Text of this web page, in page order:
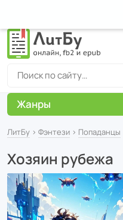
ЛитБу › Фэнтези › Попаданцы
Хозяин рубежа
Жанры